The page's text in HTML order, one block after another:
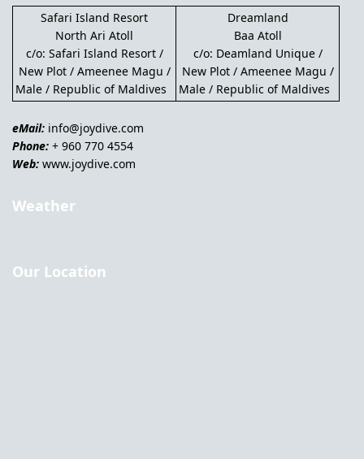
Safari Island Resort
North Ari Atoll
c/o: Safari Island Resort /
New Plot / Ameenee Magu /
Male / Republic of Maldives
Dreamland
Baa Atoll
c/o: Deamland Unique /
New Plot / Ameenee Magu /
Male / Republic of Maldives
eMail: info@joydive.com
Phone: + 960 770 4554
Web: www.joydive.com
Weather
Our Location